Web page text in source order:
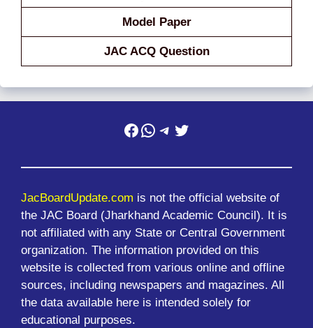
Model Paper
JAC ACQ Question
Facebook
WhatsApp
Telegram
Twitter
JacBoardUpdate.com is not the official website of
the JAC Board (Jharkhand Academic Council). It is
not affiliated with any State or Central Government
organization. The information provided on this
website is collected from various online and offline
sources, including newspapers and magazines. All
the data available here is intended solely for
educational purposes.